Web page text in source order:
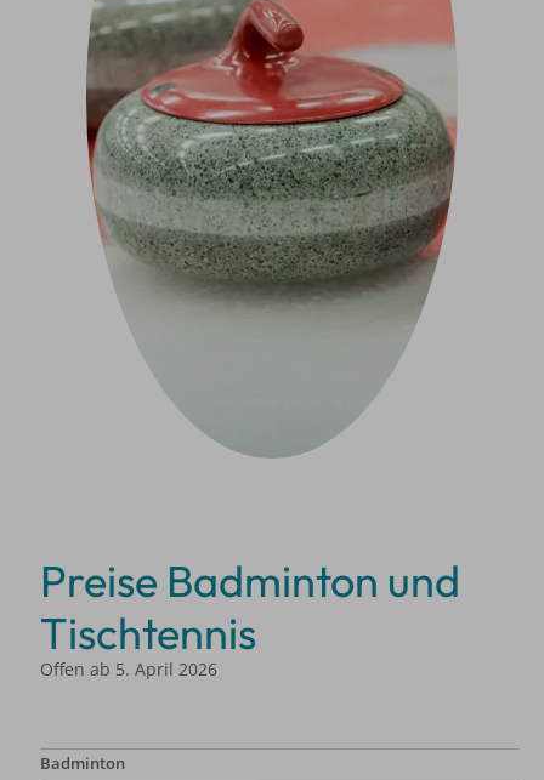
Preise Badminton und
Tischtennis
Offen ab 5. April 2026
Badminton